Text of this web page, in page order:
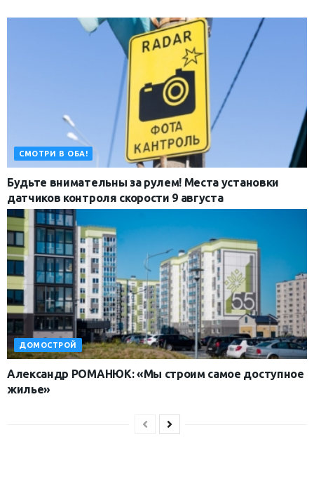
СМОТРИ В ОБА!
Будьте внимательны за рулем! Места установки
датчиков контроля скорости 9 августа
ДОМОСТРОЙ
Александр РОМАНЮК: «Мы строим самое доступное
жилье»